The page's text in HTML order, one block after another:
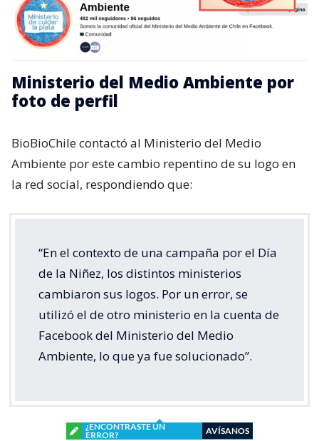
Ministerio del Medio Ambiente por
foto de perfil
BioBioChile contactó al Ministerio del Medio
Ambiente por este cambio repentino de su logo en
la red social, respondiendo que:
“En el contexto de una campaña por el Día
de la Niñez, los distintos ministerios
cambiaron sus logos. Por un error, se
utilizó el de otro ministerio en la cuenta de
Facebook del Ministerio del Medio
Ambiente, lo que ya fue solucionado”.
¿ENCONTRASTE UN
ERROR?
AVÍSANOS